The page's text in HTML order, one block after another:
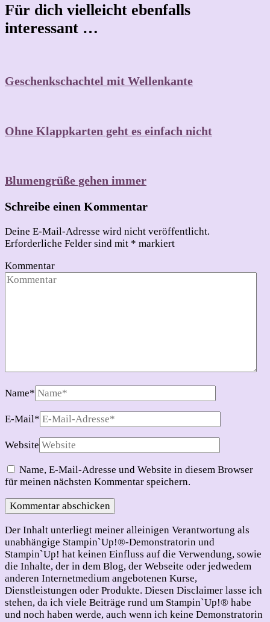
Für dich vielleicht ebenfalls
interessant …
Geschenkschachtel mit Wellenkante
Ohne Klappkarten geht es einfach nicht
Blumengrüße gehen immer
Schreibe einen Kommentar
Deine E-Mail-Adresse wird nicht veröffentlicht.
Erforderliche Felder sind mit * markiert
Kommentar
Name*
E-Mail*
Website
Name, E-Mail-Adresse und Website in diesem Browser
für meinen nächsten Kommentar speichern.
Der Inhalt unterliegt meiner alleinigen Verantwortung als
unabhängige Stampin`Up!®-Demonstratorin und
Stampin`Up! hat keinen Einfluss auf die Verwendung, sowie
die Inhalte, der in dem Blog, der Webseite oder jedwedem
anderen Internetmedium angebotenen Kurse,
Dienstleistungen oder Produkte. Diesen Disclaimer lasse ich
stehen, da ich viele Beiträge rund um Stampin`Up!® habe
und noch haben werde, auch wenn ich keine Demonstratorin